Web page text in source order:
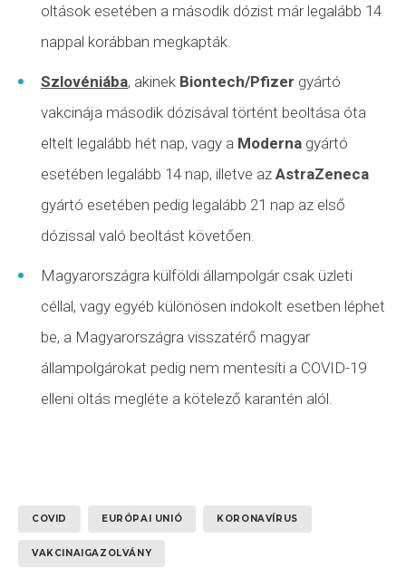
oltások esetében a második dózist már legalább 14
nappal korábban megkapták.
Szlovéniába, akinek Biontech/Pfizer gyártó
vakcinája második dózisával történt beoltása óta
eltelt legalább hét nap, vagy a Moderna gyártó
esetében legalább 14 nap, illetve az AstraZeneca
gyártó esetében pedig legalább 21 nap az első
dózissal való beoltást követően.
Magyarországra külföldi állampolgár csak üzleti
céllal, vagy egyéb különösen indokolt esetben léphet
be, a Magyarországra visszatérő magyar
állampolgárokat pedig nem mentesíti a COVID-19
elleni oltás megléte a kötelező karantén alól.
COVID EURÓPAI UNIÓ KORONAVÍRUS
VAKCINAIGAZOLVÁNY